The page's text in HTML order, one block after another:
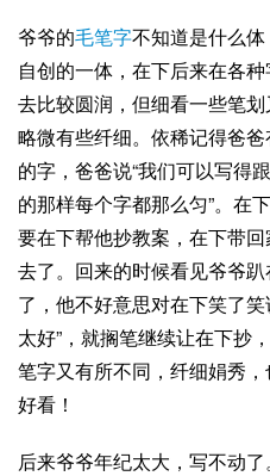
爷爷的毛笔字不知道是什么
自创的一体，在下后来在各
去比较圆润，但细看一些笔
略微有些纤细。依稀记得爸
的字，爸爸说“我们可以写得
的那样每个字都那么匀”。在
要在下帮他抄教案，在下带
去了。回来的时候看见爷爷
了，他不好意思对在下笑了
太好”，就搁笔继续让在下抄
笔字又有所不同，纤细娟秀
好看！
后来爷爷年纪太大，写不动